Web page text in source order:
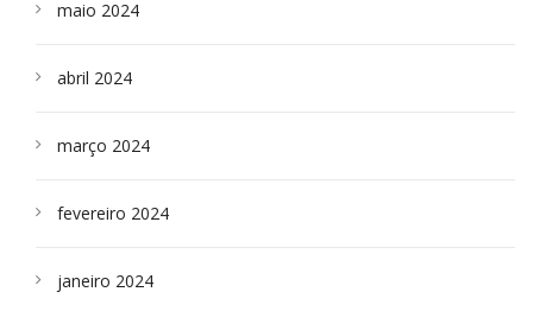
maio 2024
abril 2024
março 2024
fevereiro 2024
janeiro 2024